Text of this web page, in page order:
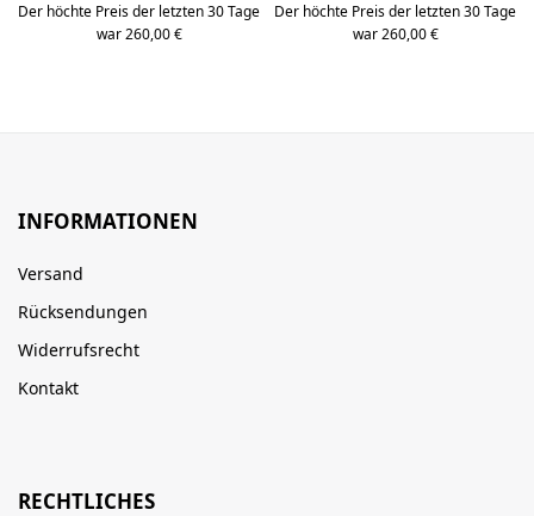
Der höchte Preis der letzten 30 Tage
war 260,00 €
Der höchte Preis der letzten 30 Tage
war 260,00 €
INFORMATIONEN
Versand
Rücksendungen
Widerrufsrecht
Kontakt
RECHTLICHES